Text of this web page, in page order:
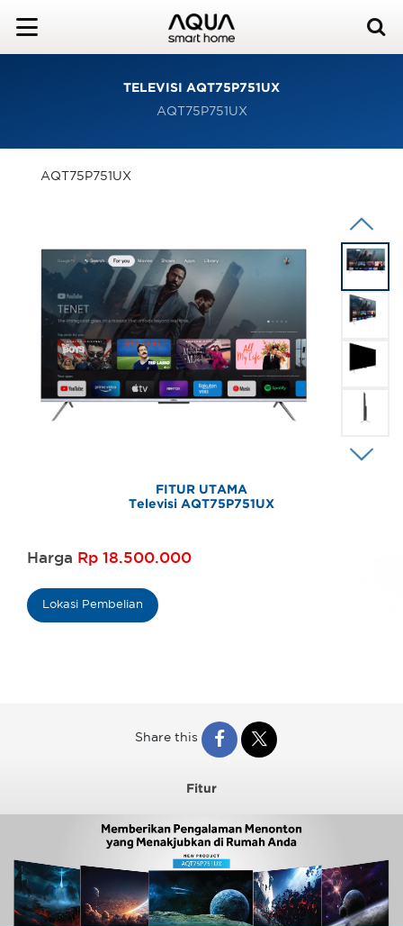
TELEVISI AQT75P751UX
AQT75P751UX
AQT75P751UX
FITUR UTAMA
Televisi AQT75P751UX
Harga Rp 18.500.000
Lokasi Pembelian
Fitur
Share this